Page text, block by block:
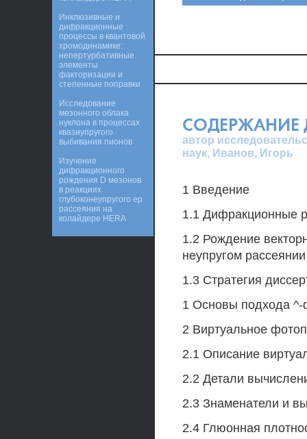
СОДЕРЖАНИЕ
автор
наук, Иванов, Игорь
1 Введение
1.1 Дифракционные
1.2 Рождение
неупругом рассеянии
1.3 Стратегия
1 Основы подхода ^-
2 Виртуальное
2.1 Описание
2.2 Детали
2.3 Знаменатели и
2.4 Глюонная
Инклюзивные и
дифракционные
процессы в квантовой
хромодинамике:
непертурбативные
элементы
факторизации и
степенные поправки
Исследование
мезонного облака
нуклона в процессах
квазиупругого
выбивания пионов
Изучение
дифракционного
рождения D мезонов
в реакциях
глубоконеупругого ep
рассеяния на
колайдере HERA